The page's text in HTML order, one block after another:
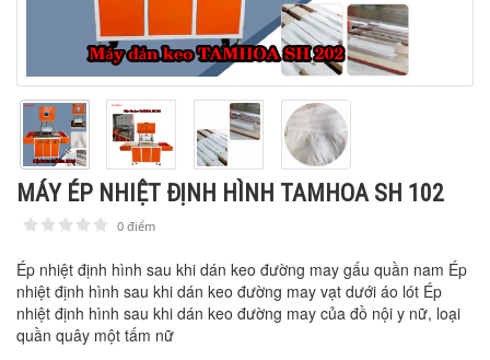
MÁY ÉP NHIỆT ĐỊNH HÌNH TAMHOA SH 102
1 2 3 4 5 0 điểm
Ép nhiệt định hình sau khi dán keo đường may gấu quần nam Ép
nhiệt định hình sau khi dán keo đường may vạt dưới áo lót Ép
nhiệt định hình sau khi dán keo đường may của đồ nội y nữ, loại
quần quây một tấm nữ